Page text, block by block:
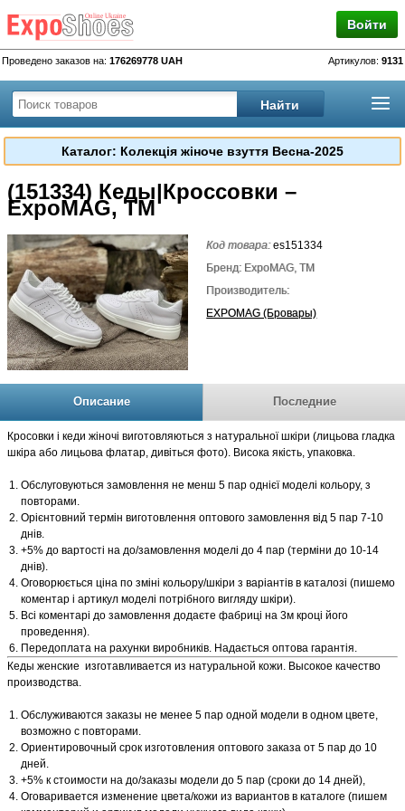
Войти
Проведено заказов на: 176269778 UAH Артикулов: 9131
Каталог: Колекція жіноче взуття Весна-2025
(151334) Кеды|Кроссовки –
ExpoMAG, TM
Код товара:es151334
Бренд: ExpoMAG, TM
Производитель:
EXPOMAG (Бровары)
Описание Последние
Кросовки і кеди жіночі виготовляються з натуральної шкіри (лицьова гладка
шкіра або лицьова флатар, дивіться фото). Висока якість, упаковка.
Обслуговуються замовлення не менш 5 пар однієї моделі кольору, з
повторами.
Орієнтовний термін виготовлення оптового замовлення від 5 пар 7-10
днів.
+5% до вартості на до/замовлення моделі до 4 пар (терміни до 10-14
днів).
Оговорюється ціна по зміні кольору/шкіри з варіантів в каталозі (пишемо
коментар і артикул моделі потрібного вигляду шкіри).
Всі коментарі до замовлення додаєте фабриці на 3м кроці його
проведення).
Передоплата на рахунки виробників. Надається оптова гарантія.
Кеды женские изготавливается из натуральной кожи. Высокое качество
производства.
Обслуживаются заказы не менее 5 пар одной модели в одном цвете,
возможно с повторами.
Ориентировочный срок изготовления оптового заказа от 5 пар до 10
дней.
+5% к стоимости на до/заказы модели до 5 пар (сроки до 14 дней),
Оговаривается изменение цвета/кожи из вариантов в каталоге (пишем